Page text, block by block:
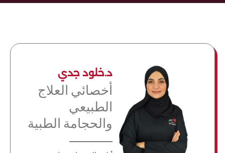
د.خلود جدي
أخصائي العلاج
الطبيعي
والحجامة الطبية